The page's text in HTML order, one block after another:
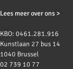
Lees meer over ons >
KBO: 0461.281.916
Kunstlaan 27 bus 14
1040 Brussel
02 739 10 77